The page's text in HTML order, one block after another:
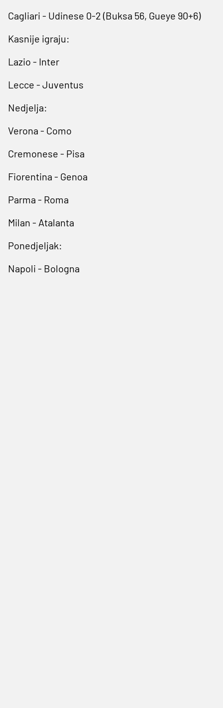
Cagliari - Udinese 0-2 (Buksa 56, Gueye 90+6)
Kasnije igraju:
Lazio - Inter
Lecce - Juventus
Nedjelja:
Verona - Como
Cremonese - Pisa
Fiorentina - Genoa
Parma - Roma
Milan - Atalanta
Ponedjeljak:
Napoli - Bologna